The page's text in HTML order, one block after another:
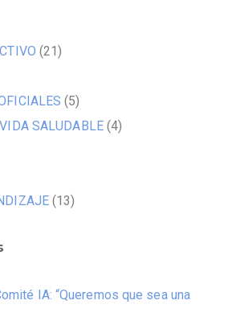
(21)
(5)
SALUDABLE(4)
(13)
IA: “Queremos que sea una